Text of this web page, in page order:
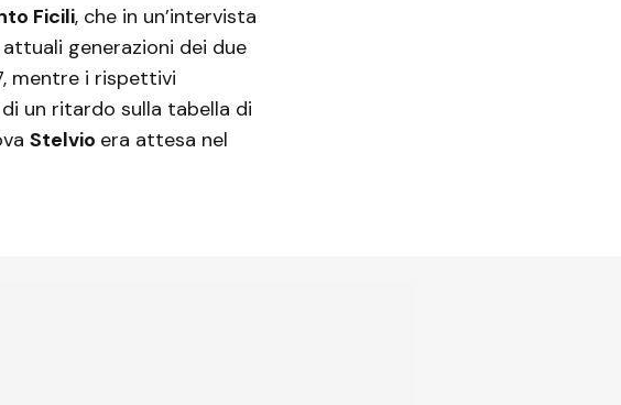
Ficili, che in un’intervista
generazioni dei due
mentre i rispettivi
un ritardo sulla tabella di
Stelvio era attesa nel